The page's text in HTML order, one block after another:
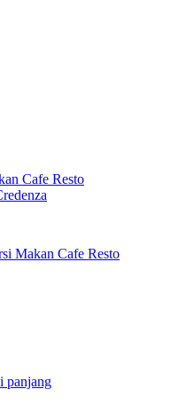
Cafe Resto
Makan Cafe Resto
panjang